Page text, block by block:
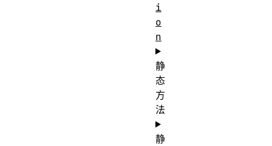
i
o
n
静
态
方
法
静